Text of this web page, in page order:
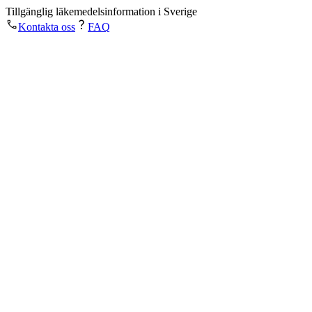
Tillgänglig läkemedelsinformation i Sverige
Kontakta oss
FAQ